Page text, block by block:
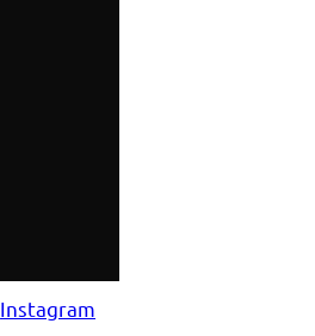
Instagram